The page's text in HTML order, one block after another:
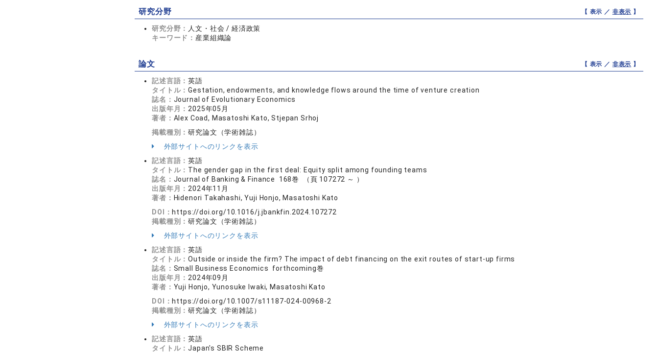
研究分野 【 表示 ／ 非表示 】
研究分野： 人文・社会 / 経済政策
キーワード： 産業組織論
論文 【 表示 ／ 非表示 】
記述言語：英語
タイトル：Gestation, endowments, and knowledge flows around the time of venture creation
誌名： Journal of Evolutionary Economics
出版年月： 2025年05月
著者： Alex Coad, Masatoshi Kato, Stjepan Srhoj
掲載種別：研究論文（学術雑誌）
外部サイトへのリンクを表示
記述言語：英語
タイトル： The gender gap in the first deal: Equity split among founding teams
誌名： Journal of Banking & Finance 168巻 （頁 107272 ～ ）
出版年月： 2024年11月
著者： Hidenori Takahashi, Yuji Honjo, Masatoshi Kato
DOI： https://doi.org/10.1016/j.jbankfin.2024.107272
掲載種別：研究論文（学術雑誌）
外部サイトへのリンクを表示
記述言語：英語
タイトル：Outside or inside the firm? The impact of debt financing on the exit routes of start-up firms
誌名： Small Business Economics forthcoming巻
出版年月： 2024年09月
著者： Yuji Honjo, Yunosuke Iwaki, Masatoshi Kato
DOI： https://doi.org/10.1007/s11187-024-00968-2
掲載種別：研究論文（学術雑誌）
外部サイトへのリンクを表示
記述言語：英語
タイトル：Japan's SBIR Scheme